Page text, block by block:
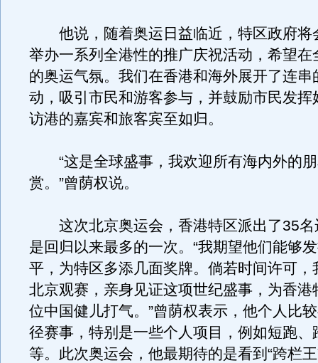
他说，随着奥运日益临近，特区政府将
举办一系列全港性的推广庆祝活动，希望在
的奥运气氛。我们在香港和海外展开了连串
动，吸引市民和游客参与，并鼓励市民发挥
访港的嘉宾和旅客宾至如归。
“这是全球盛事，我欢迎所有海内外的
赏。”曾荫权说。
这次北京奥运会，香港特区派出了35名
是回归以来最多的一次。“我期望他们能够
平，为特区多添几面奖牌。倘若时间许可，
北京观赛，亲身见证这项世纪盛事，为香港
位中国健儿打气。”曾荫权表示，他个人比
径赛事，特别是一些个人项目，例如短跑、
等。此次奥运会，他最期待的是看到“跨栏